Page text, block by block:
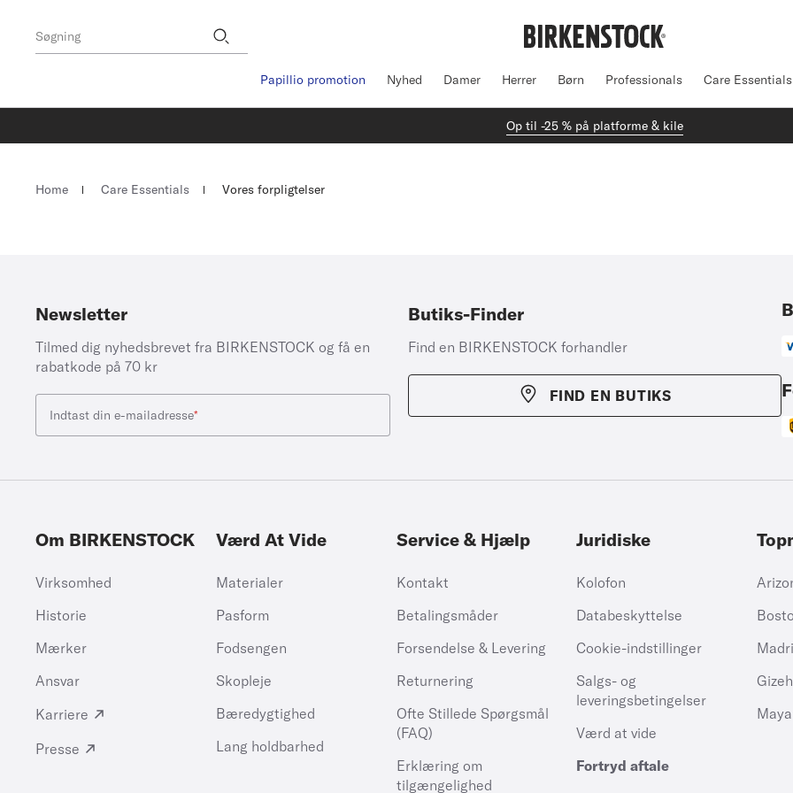
Søgning
Stores
Papillio promotion Nyhed Damer Herrer Børn Professionals Care Essentials
Op til -25 % på platforme & kile
Homepage
Home Care Essentials Vores forpligtelser
Newsletter
Tilmed dig nyhedsbrevet fra BIRKENSTOCK og få en
rabatkode på 70 kr
Indtast din e-mailadresse*
Butiks-Finder
Find en BIRKENSTOCK forhandler
FIND EN BUTIKS
Om BIRKENSTOCK
Virksomhed
Historie
Mærker
Ansvar
Karriere
Presse
Værd At Vide
Materialer
Pasform
Fodsengen
Skopleje
Bæredygtighed
Lang holdbarhed
Service & Hjælp
Kontakt
Betalingsmåder
Forsendelse & Levering
Returnering
Ofte Stillede Spørgsmål
(FAQ)
Erklæring om
tilgængelighed
Juridiske
Kolofon
Databeskyttelse
Cookie-indstillinger
Salgs- og
leveringsbetingelser
Værd at vide
Fortryd aftale
Gizeh